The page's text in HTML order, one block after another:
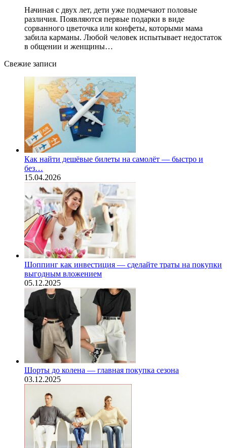
Начиная с двух лет, дети уже подмечают половые
различия. Появляются первые подарки в виде
сорванного цветочка или конфеты, которыми мама
забила карманы. Любой человек испытывает недостаток
в общении и женщины…
Свежие записи
Как найти дешёвые билеты на самолёт — быстро и
без…
15.04.2026
Шоппинг как инвестиция — сделайте траты на покупки
выгодным вложением
05.12.2025
Шорты до колена — главная покупка сезона
03.12.2025